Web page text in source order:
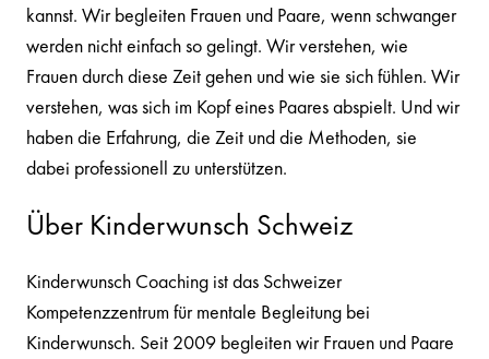
kannst. Wir begleiten Frauen und Paare, wenn schwanger
werden nicht einfach so gelingt. Wir verstehen, wie
Frauen durch diese Zeit gehen und wie sie sich fühlen. Wir
verstehen, was sich im Kopf eines Paares abspielt. Und wir
haben die Erfahrung, die Zeit und die Methoden, sie
dabei professionell zu unterstützen.
Über Kinderwunsch Schweiz
Kinderwunsch Coaching ist das Schweizer
Kompetenzzentrum für mentale Begleitung bei
Kinderwunsch. Seit 2009 begleiten wir Frauen und Paare